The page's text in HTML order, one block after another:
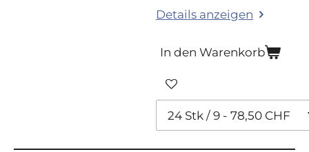
Details anzeigen
In den Warenkorb